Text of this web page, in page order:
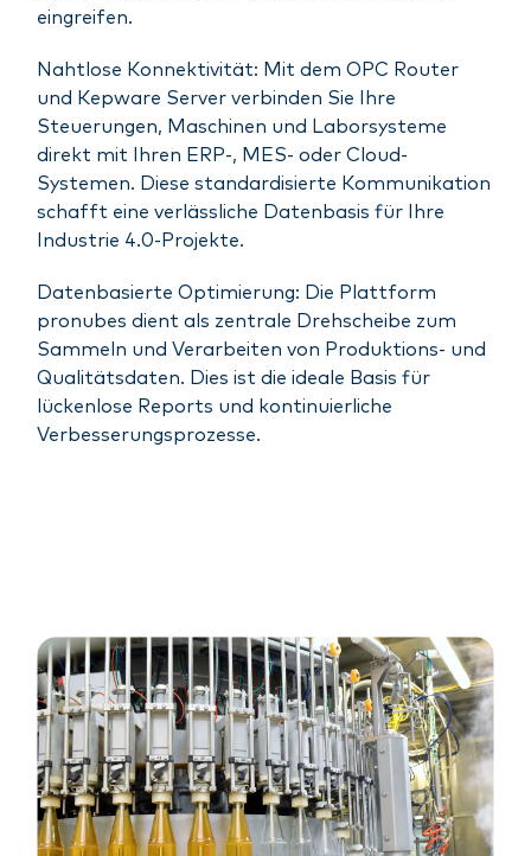
eingreifen.
Nahtlose Konnektivität: Mit dem OPC Router
und Kepware Server verbinden Sie Ihre
Steuerungen, Maschinen und Laborsysteme
direkt mit Ihren ERP-, MES- oder Cloud-
Systemen. Diese standardisierte Kommunikation
schafft eine verlässliche Datenbasis für Ihre
Industrie 4.0-Projekte.
Datenbasierte Optimierung: Die Plattform
pronubes dient als zentrale Drehscheibe zum
Sammeln und Verarbeiten von Produktions- und
Qualitätsdaten. Dies ist die ideale Basis für
lückenlose Reports und kontinuierliche
Verbesserungsprozesse.